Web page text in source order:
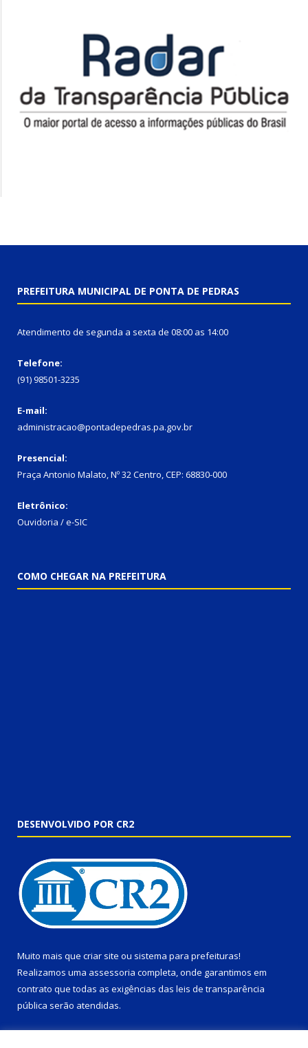
PREFEITURA MUNICIPAL DE PONTA DE PEDRAS
Atendimento de segunda a sexta de 08:00 as 14:00
Telefone:
(91) 98501-3235
E-mail:
administracao@pontadepedras.pa.gov.br
Presencial:
Praça Antonio Malato, Nº 32 Centro, CEP: 68830-000
Eletrônico:
Ouvidoria / e-SIC
COMO CHEGAR NA PREFEITURA
DESENVOLVIDO POR CR2
Muito mais que criar site ou sistema para prefeituras!
Realizamos uma assessoria completa, onde garantimos em
contrato que todas as exigências das leis de transparência
pública serão atendidas.